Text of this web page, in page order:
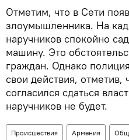
Отметим, что в Сети
злоумышленника. На
наручников спокойно
машину. Это
граждан. Однако
свои действия, отметив,
согласился сдаться
наручников не будет.
Происшествия Армения